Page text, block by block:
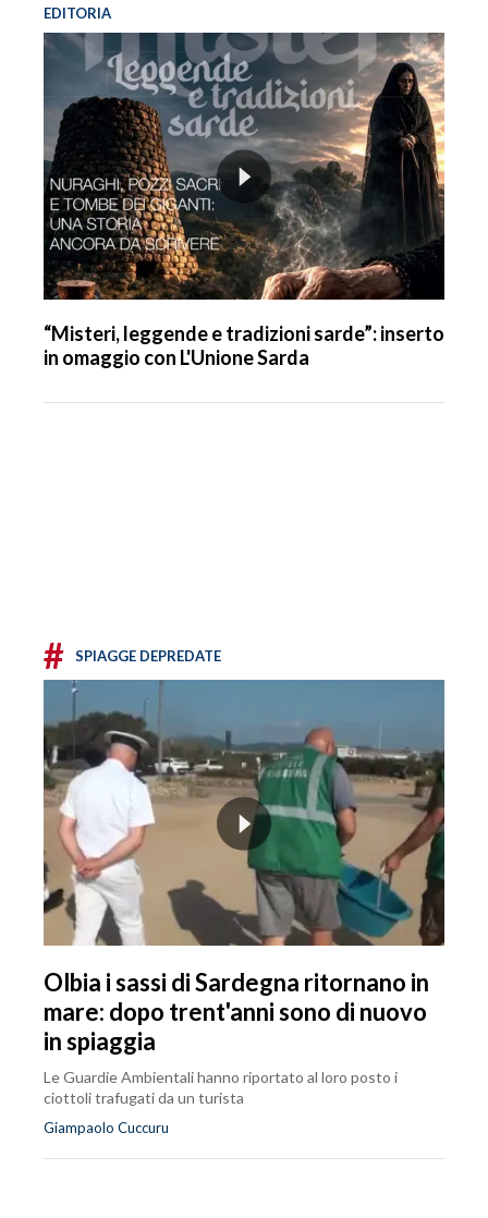
EDITORIA
“Misteri, leggende e tradizioni sarde”: inserto
in omaggio con L'Unione Sarda
# SPIAGGE DEPREDATE
Olbia i sassi di Sardegna ritornano in
mare: dopo trent'anni sono di nuovo
in spiaggia
Le Guardie Ambientali hanno riportato al loro posto i
ciottoli trafugati da un turista
Giampaolo Cuccuru